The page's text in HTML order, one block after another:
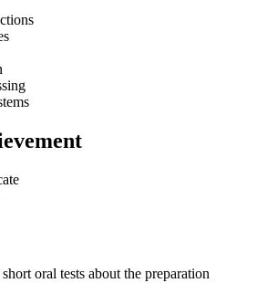
oral tests about the preparation